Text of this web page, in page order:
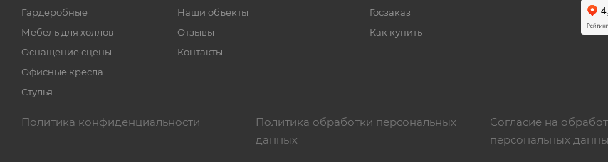
Гардеробные
Мебель для холлов
Оснащение сцены
Офисные кресла
Стулья
Наши объекты
Отзывы
Контакты
Госзаказ
Как купить
Политика конфиденциальности
Политика обработки персональных
данных
Согласие на
персональных